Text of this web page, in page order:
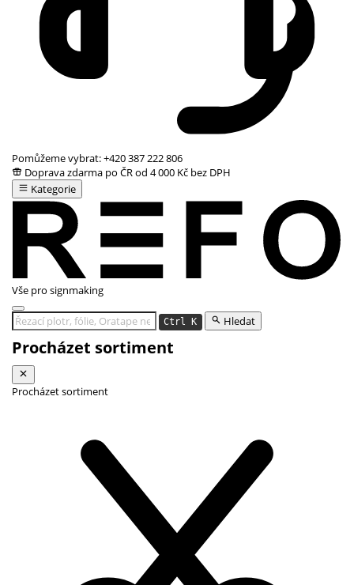
Pomůžeme vybrat:+420 387 222 806
Doprava zdarma po ČR od 4 000 Kč bez DPH
Kategorie
Vše pro signmaking
Ctrl K Hledat
Procházet sortiment
Procházet sortiment